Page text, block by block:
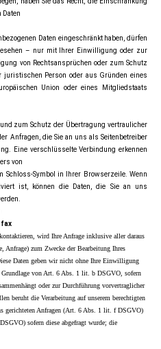
Daten
Daten eingeschränkt haben, dürfen
– nur mit Ihrer Einwilligung oder zur
von Rechtsansprüchen oder zum Schutz
juristischen Person oder aus Gründen eines
Union oder eines Mitgliedstaats
zum Schutz der Übertragung vertraulicher
Anfragen, die Sie an uns als Seitenbetreiber
Eine verschlüsselte Verbindung erkennen
von
Schloss-Symbol in Ihrer Browserzeile. Wenn
ist, können die Daten, die Sie an uns
wird Ihre Anfrage inklusive aller daraus
Anfrage) zum Zwecke der Bearbeitung Ihres
Daten geben wir nicht ohne Ihre Einwilligung
Grundlage von Art. 6 Abs. 1 lit. b DSGVO, sofern
oder zur Durchführung vorvertraglicher
beruht die Verarbeitung auf unserem berechtigten
gerichteten Anfragen (Art. 6 Abs. 1 lit. f DSGVO)
sofern diese abgefragt wurde; die